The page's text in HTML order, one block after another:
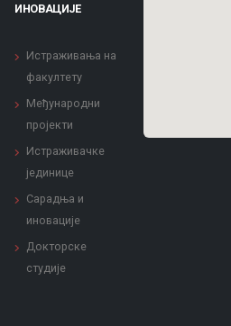
ИНОВАЦИЈЕ
Истраживања на
факултету
Међународни
пројекти
Истраживачке
јединице
Сарадња и
иновације
Докторске
студије